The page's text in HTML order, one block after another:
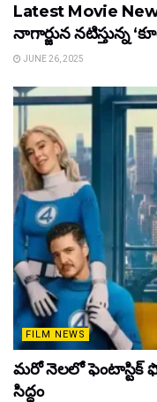
Latest Movie
నాగార్జున నటిస్తున్న
JUNE 26, 2025
FILM NEWS
మరో నెలలో ఫెంటాస్టిక్
సిద్ధం